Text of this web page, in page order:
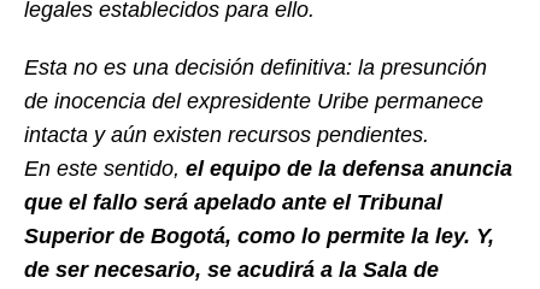
legales establecidos para ello.
Esta no es una decisión definitiva: la presunción
de inocencia del expresidente Uribe permanece
intacta y aún existen recursos pendientes.
En este sentido, el equipo de la defensa anuncia
que el fallo será apelado ante el Tribunal
Superior de Bogotá, como lo permite la ley. Y,
de ser necesario, se acudirá a la Sala de